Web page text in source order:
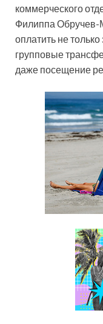
коммерческого
Филиппа Обручев-
оплатить не
групповые
даже посещение